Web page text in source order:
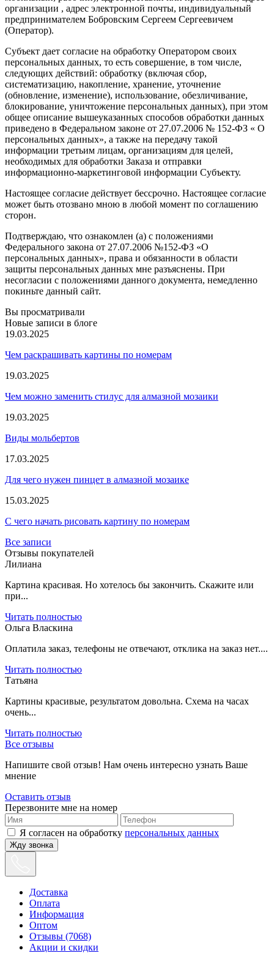
организации , адрес электронной почты, индивидуальный
предпринимателем Бобровским Сергеем Сергеевичем
(Оператор).
Субъект дает согласие на обработку Оператором своих
персональных данных, то есть совершение, в том числе,
следующих действий: обработку (включая сбор,
систематизацию, накопление, хранение, уточнение
(обновление, изменение), использование, обезличивание,
блокирование, уничтожение персональных данных), при этом
общее описание вышеуказанных способов обработки данных
приведено в Федеральном законе от 27.07.2006 № 152-ФЗ « О
персональных данных», а также на передачу такой
информации третьим лицам, организациям для целей,
необходимых для обработки Заказа и отправки
информационно-маркетинговой информации Субъекту.
Настоящее согласие действует бессрочно. Настоящее согласие
может быть отозвано мною в любой момент по соглашению
сторон.
Подтверждаю, что ознакомлен (а) с положениями
Федерального закона от 27.07.2006 №152-ФЗ «О
персональных данных», права и обязанности в области
защиты персональных данных мне разъяснены. При
несогласии с положениями данного документа, немедленно
покиньте данный сайт.
Вы просматривали
Новые записи в блоге
19.03.2025
Чем раскрашивать картины по номерам
19.03.2025
Чем можно заменить стилус для алмазной мозаики
19.03.2025
Виды мольбертов
17.03.2025
Для чего нужен пинцет в алмазной мозаике
15.03.2025
С чего начать рисовать картину по номерам
Все записи
Отзывы покупателей
Лилиана
Картина красивая. Но хотелось бы закончить. Скажите или
при...
Читать полностью
Ольга Власкина
Оплатила заказ, телефоны не отвечают, отклика на заказ нет....
Читать полностью
Татьяна
Картины красивые, результатом довольна. Схема на часах
очень...
Читать полностью
Все отзывы
Напишите свой отзыв! Нам очень интересно узнать Ваше
мнение
Оставить отзыв
Перезвоните мне на номер
Я согласен на обработку персональных данных
Жду звонка
Доставка
Оплата
Информация
Оптом
Отзывы (7068)
Акции и скидки